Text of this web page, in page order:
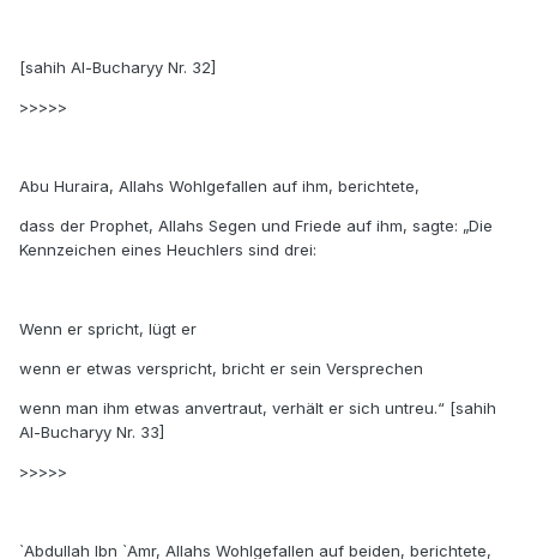
[sahih Al-Bucharyy Nr. 32]
>>>>>
Abu Huraira, Allahs Wohlgefallen auf ihm, berichtete,
dass der Prophet, Allahs Segen und Friede auf ihm, sagte: „Die
Kennzeichen eines Heuchlers sind drei:
Wenn er spricht, lügt er
wenn er etwas verspricht, bricht er sein Versprechen
wenn man ihm etwas anvertraut, verhält er sich untreu.“ [sahih
Al-Bucharyy Nr. 33]
>>>>>
`Abdullah Ibn `Amr, Allahs Wohlgefallen auf beiden, berichtete,